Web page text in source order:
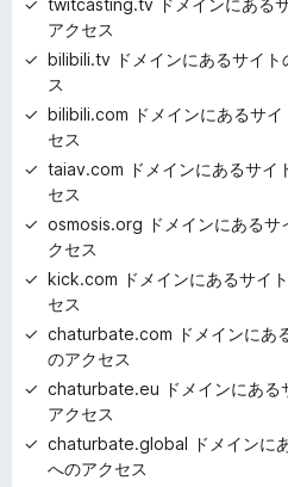
twitcasting.tv ドメインにある
アクセス
bilibili.tv ドメインにあるサイト
ス
bilibili.com ドメインにあるサ
セス
taiav.com ドメインにあるサイ
セス
osmosis.org ドメインにあるサ
クセス
kick.com ドメインにあるサイ
セス
chaturbate.com ドメインにあ
のアクセス
chaturbate.eu ドメインにある
アクセス
chaturbate.global ドメインに
へのアクセス